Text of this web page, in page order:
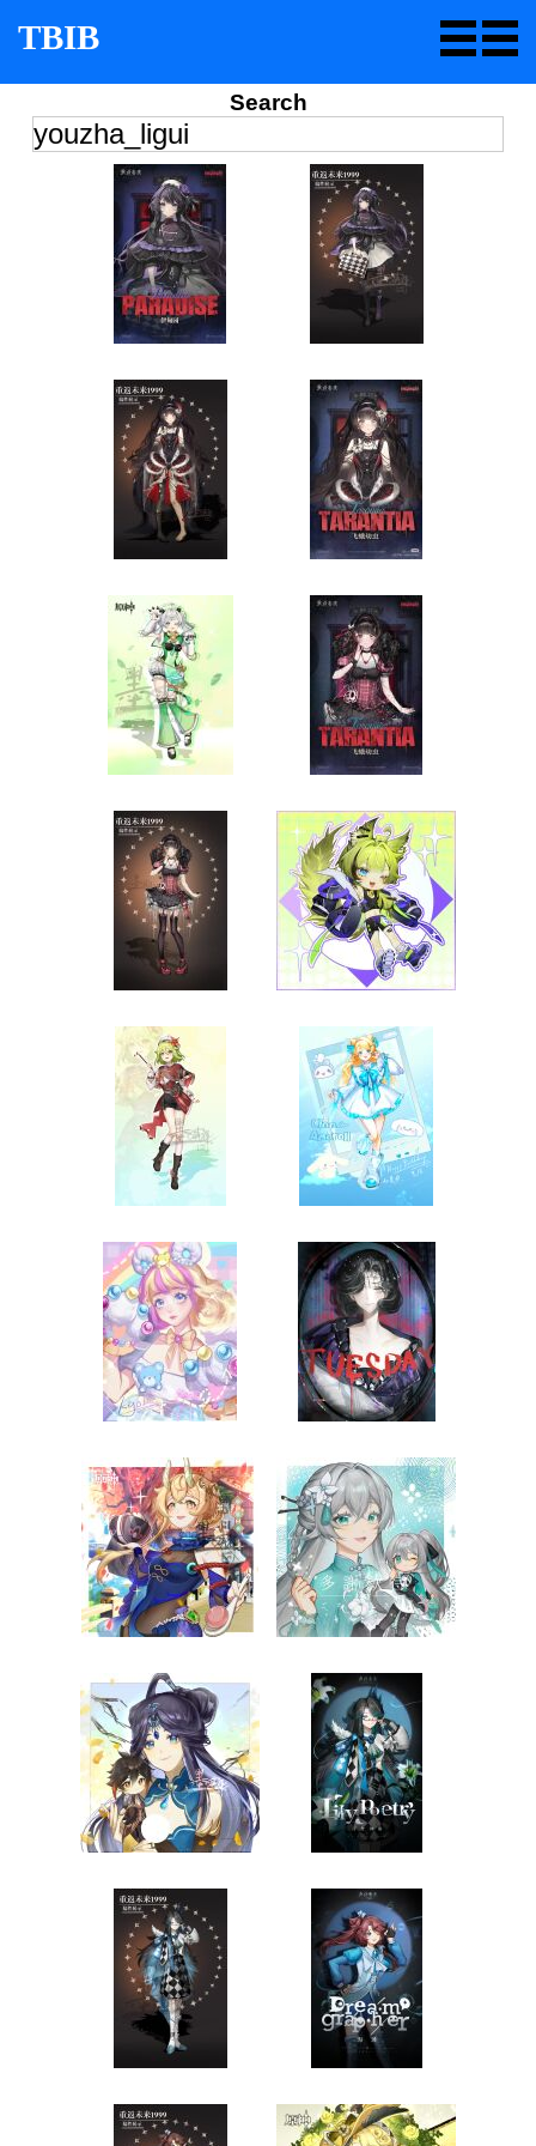
TBIB
Search